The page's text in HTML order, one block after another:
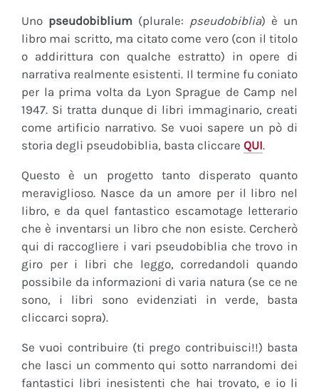
Uno pseudobiblium (plurale: pseudobiblia) è un
libro mai scritto, ma citato come vero (con il titolo
o addirittura con qualche estratto) in opere di
narrativa realmente esistenti. Il termine fu coniato
per la prima volta da Lyon Sprague de Camp nel
1947. Si tratta dunque di libri immaginario, creati
come artificio narrativo. Se vuoi sapere un pò di
storia degli pseudobiblia, basta cliccare QUI.
Questo è un progetto tanto disperato quanto
meraviglioso. Nasce da un amore per il libro nel
libro, e da quel fantastico escamotage letterario
che è inventarsi un libro che non esiste. Cercherò
qui di raccogliere i vari pseudobiblia che trovo in
giro per i libri che leggo, corredandoli quando
possibile da informazioni di varia natura (se ce ne
sono, i libri sono evidenziati in verde, basta
cliccarci sopra).
Se vuoi contribuire (ti prego contribuisci!!) basta
che lasci un commento qui sotto narrandomi dei
fantastici libri inesistenti che hai trovato, e io li